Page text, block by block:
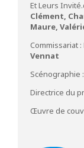
Et Leurs
Clément,
Maure,
Commissariat :
Vennat
Scénographie :
Directrice du
Œuvre de